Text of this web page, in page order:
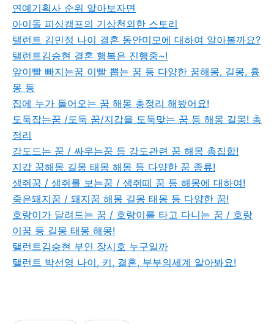
연예기획사 순위 알아보자면
아이돌 피싱캠프의 기상천외한 스토리
탤런트 김민정 나이 결혼 동안미모에 대하여 알아볼까요?
탤런트김승현 결혼 행복은 진행중~!
앞이빨 빠지는꿈 이빨 뽑는 꿈 등 다양한 꿈해몽, 길몽, 흉
몽 등
집에 누가 들어오는 꿈 해몽 총정리 해봤어요!
도둑잡는꿈 /도둑 꿈/지갑을 도둑맞는 꿈 등 해몽 길몽! 총
정리
강도드는 꿈 / 싸우는꿈 등 강도관련 꿈 해몽 총집합!
지갑 꿈해몽 길몽 태몽 해몽 등 다양한 꿈 종류!
생쥐꿈 / 생쥐를 보는꿈 / 생쥐떼 꿈 등 해몽에 대하여!
죽은돼지꿈 / 돼지꿈 해몽 길몽 태몽 등 다양한 꿈!
호랑이가 달려드는 꿈 / 호랑이를 타고 다니는 꿈 / 호랑
이꿈 등 길몽 태몽 해몽!
탤런트김승현 부인 장시호 누구일까
탤런트 박선영 나이, 키, 결혼, 부부의세계 알아봐요!